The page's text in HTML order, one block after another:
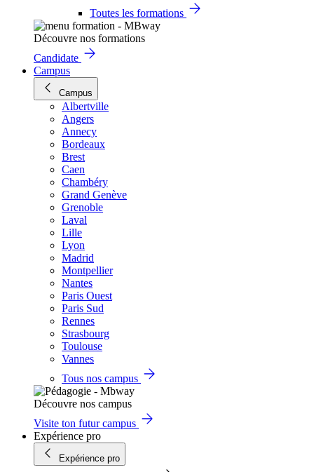
Toutes les formations
Découvre nos formations
Candidate
Campus
Campus
Albertville
Angers
Annecy
Bordeaux
Brest
Caen
Chambéry
Grand Genève
Grenoble
Laval
Lille
Lyon
Madrid
Montpellier
Nantes
Paris Ouest
Paris Sud
Rennes
Strasbourg
Toulouse
Vannes
Tous nos campus
Découvre nos campus
Visite ton futur campus
Expérience pro
Expérience pro